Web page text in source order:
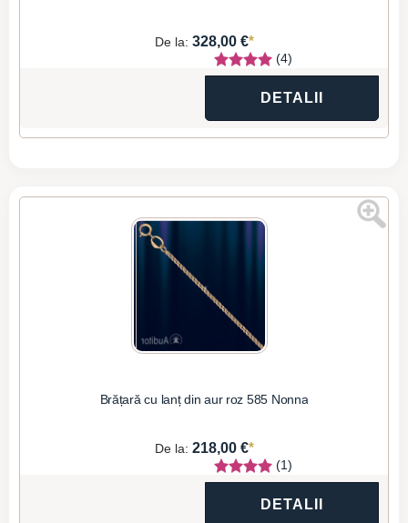
De la: 328,00 €*
(4)
DETALII
Brățară cu lanț din aur roz 585 Nonna
De la: 218,00 €*
(1)
DETALII